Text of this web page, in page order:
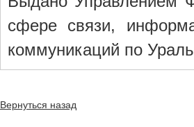
сфере связи,
коммуникаций по
Вернуться назад